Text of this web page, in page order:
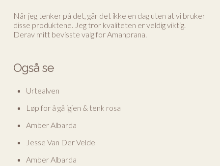
Når jeg tenker på det, går det ikke en dag uten at vi bruker
disse produktene. Jeg tror kvaliteten er veldig viktig.
Derav mitt bevisste valg for Amanprana.
Også se
Urtealven
Løp for å gå igjen & tenk rosa
Amber Albarda
Jesse Van Der Velde
Amber Albarda